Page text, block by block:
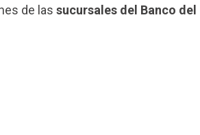
de las sucursales del Banco del